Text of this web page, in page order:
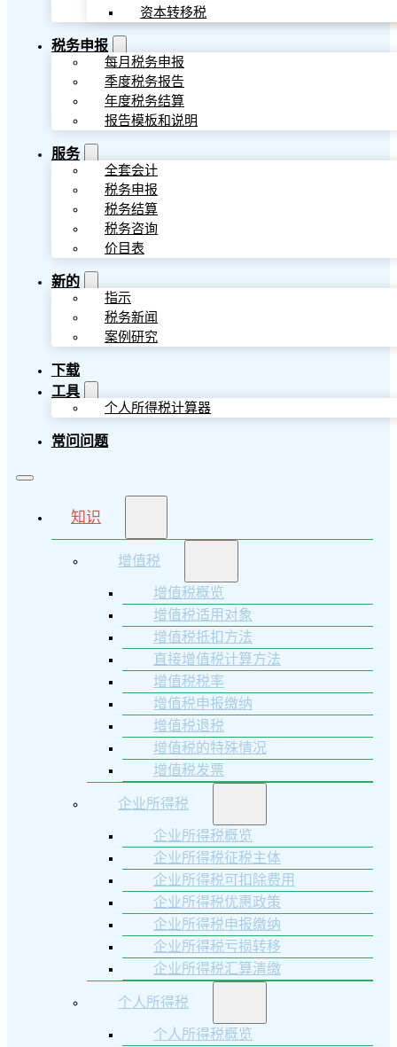
资本转移税
税务申报
每月税务申报
季度税务报告
年度税务结算
报告模板和说明
服务
全套会计
税务申报
税务结算
税务咨询
价目表
新的
指示
税务新闻
案例研究
下载
工具
个人所得税计算器
常问问题
知识
增值税
增值税概览
增值税适用对象
增值税抵扣方法
直接增值税计算方法
增值税税率
增值税申报缴纳
增值税退税
增值税的特殊情况
增值税发票
企业所得税
企业所得税概览
企业所得税征税主体
企业所得税可扣除费用
企业所得税优惠政策
企业所得税申报缴纳
企业所得税亏损转移
企业所得税汇算清缴
个人所得税
个人所得税概览